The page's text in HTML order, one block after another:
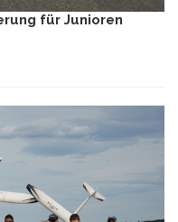
für Junioren